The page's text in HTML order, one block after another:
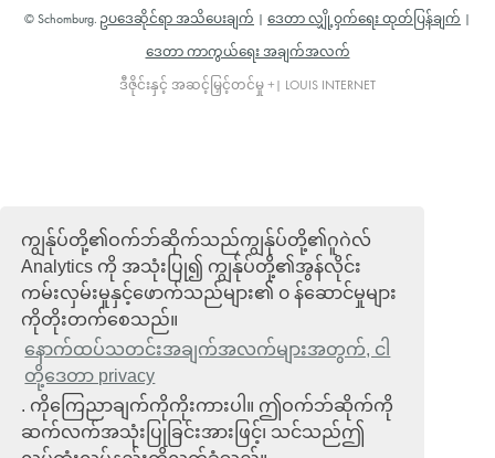
ကျွန်ုပ်တို့၏ဝက်ဘ်ဆိုက်သည်ကျွန်ုပ်တို့၏ဂူဂဲလ်
Analytics ကို အသုံးပြု၍ ကျွန်ုပ်တို့၏အွန်လိုင်း
ကမ်းလှမ်းမှုနှင့်ဖောက်သည်များ၏ ၀ န်ဆောင်မှုများ
ကိုတိုးတက်စေသည်။
နောက်ထပ်သတင်းအချက်အလက်များအတွက်, ငါ
တို့ဒေတာ privacy
. ကိုကြေညာချက်ကိုကိုးကားပါ။ ဤဝက်ဘ်ဆိုက်ကို
ဆက်လက်အသုံးပြုခြင်းအားဖြင့်၊ သင်သည်ဤ
© Schomburg. ဥပဒေဆိုင်ရာ အသိပေးချက် ဒေတာ လျှို့ဝှက်ရေး ထုတ်ပြန်ချက်
ဒေတာ ကာကွယ်ရေး အချက်အလက်
ဒီဇိုင်းနှင့် အဆင့်မြှင့်တင်မှု +| LOUIS INTERNET